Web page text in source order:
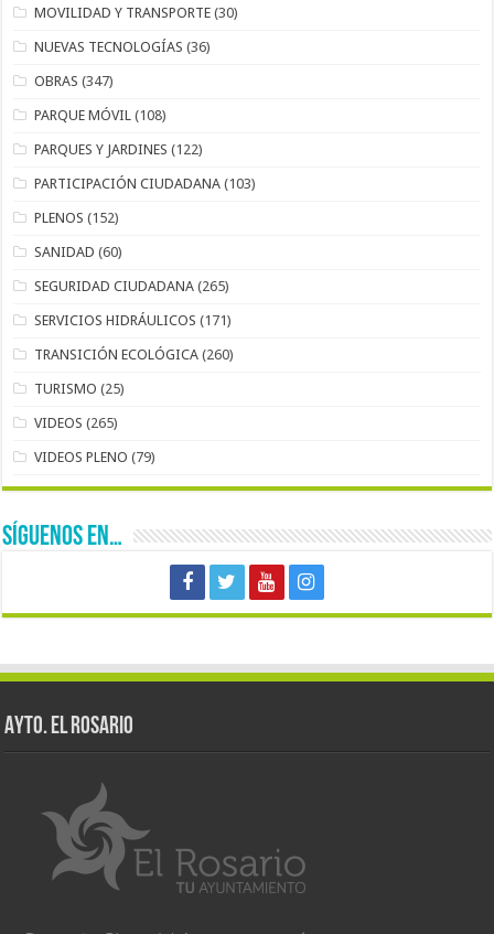
MOVILIDAD Y TRANSPORTE (30)
NUEVAS TECNOLOGÍAS (36)
OBRAS (347)
PARQUE MÓVIL (108)
PARQUES Y JARDINES (122)
PARTICIPACIÓN CIUDADANA (103)
PLENOS (152)
SANIDAD (60)
SEGURIDAD CIUDADANA (265)
SERVICIOS HIDRÁULICOS (171)
TRANSICIÓN ECOLÓGICA (260)
TURISMO (25)
VIDEOS (265)
VIDEOS PLENO (79)
SÍGUENOS EN…
AYTO. EL ROSARIO